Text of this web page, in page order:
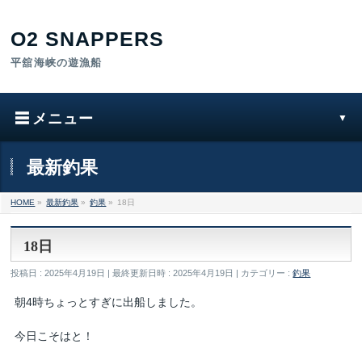
最新釣果
HOME » 最新釣果 » 釣果 » 18日
18日
投稿日 : 2025年4月19日 最終更新日時 : 2025年4月19日 カテゴリー :釣果
朝4時ちょっとすぎに出船しました。
今日こそはと！